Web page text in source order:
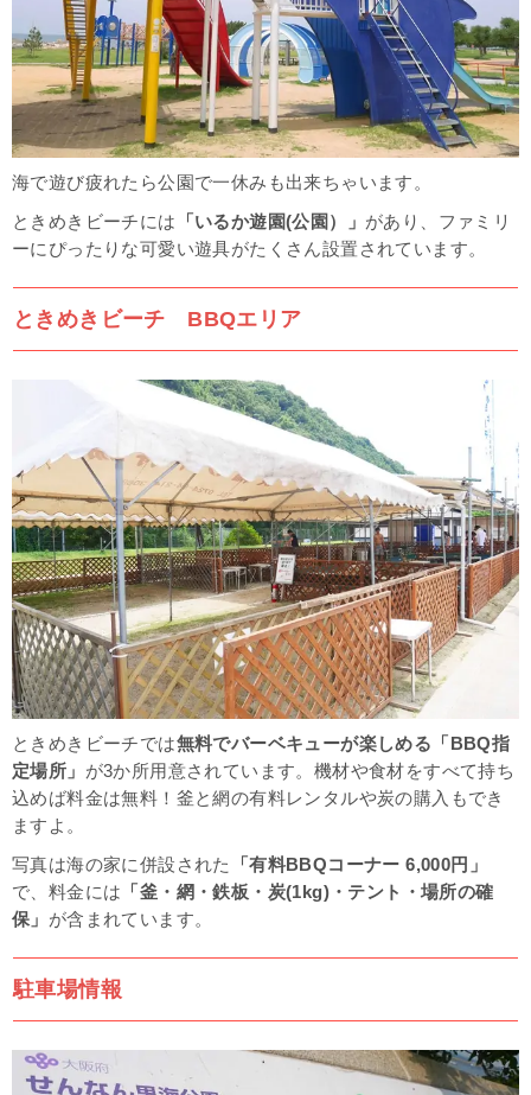
海で遊び疲れたら公園で一休みも出来ちゃいます。
ときめきビーチには 「いるか遊園(公園）」 があり、ファミリ
ーにぴったりな可愛い遊具がたくさん設置されています。
ときめきビーチ BBQエリア
ときめきビーチでは無料でバーベキューが楽しめる「BBQ指
定場所」 が3か所用意されています。機材や食材をすべて持ち
込めば料金は無料！釜と網の有料レンタルや炭の購入もでき
ますよ。
写真は海の家に併設された
「有料BBQコーナー 6,000円」
で、料金には 「釜・網・鉄板・炭(1kg)・テント・場所の確
保」 が含まれています。
駐車場情報